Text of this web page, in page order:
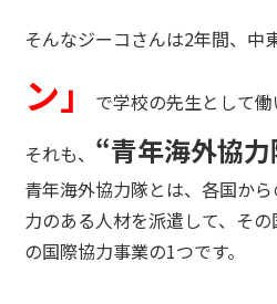
そんなジーコさんは2年間、中
ン」
で学校の先生として働
それも、 “青年海外協
青年海外協力隊とは、各国か
力のある人材を派遣して、そ
の国際協力事業の1つです。